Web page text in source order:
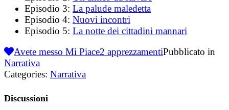
Episodio 3: La palude maledetta
Episodio 4: Nuovi incontri
Episodio 5: La notte dei cittadini mannari
Avete messo Mi Piace2 apprezzamentiPubblicato in
Narrativa
Categories: Narrativa
Discussioni